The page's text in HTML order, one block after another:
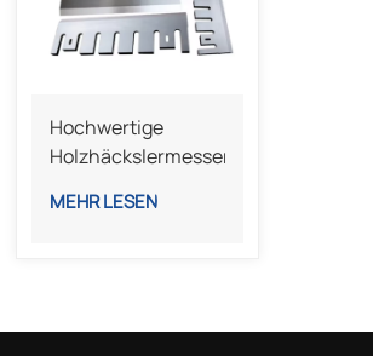
Hochwertige
Holzhäckslermesser
Effizientes
MEHR LESEN